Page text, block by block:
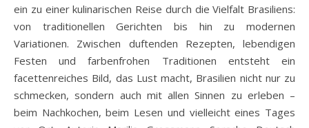
ein zu einer kulinarischen Reise durch die Vielfalt Brasiliens:
von traditionellen Gerichten bis hin zu modernen
Variationen. Zwischen duftenden Rezepten, lebendigen
Festen und farbenfrohen Traditionen entsteht ein
facettenreiches Bild, das Lust macht, Brasilien nicht nur zu
schmecken, sondern auch mit allen Sinnen zu erleben –
beim Nachkochen, beim Lesen und vielleicht eines Tages